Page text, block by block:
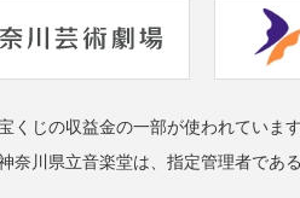
くじの収益金の一部が使われていま
奈川県立音楽堂は、指定管理者であ